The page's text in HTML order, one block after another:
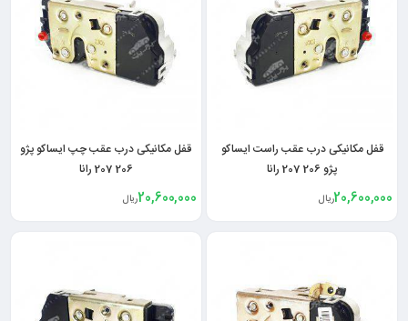
قفل مکانیکی درب عقب راست ایساکو
پژو 206 207 رانا
20,600,000ریال
قفل مکانیکی درب عقب چپ ایساکو پژو
206 207 رانا
20,600,000ریال